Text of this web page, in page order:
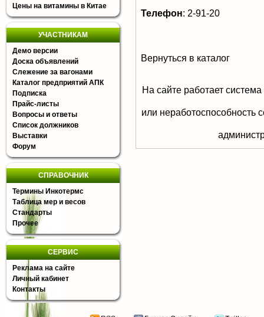
Цены на витамины в Китае
УЧАСТНИКАМ
Демо версии
Доска объявлений
Слежение за вагонами
Каталог предприятий АПК
Подписка
Прайс-листы
Вопросы и ответы
Список должников
Выставки
Форум
СПРАВОЧНИК
Термины Инкотермс
Таблица мер и весов
Стандарты
Прочее
СЕРВИС
Реклама на сайте
Личный кабинет
Контакты
Телефон: 2-91-20
Вернуться в каталог
На сайте работает
или неработоспособность